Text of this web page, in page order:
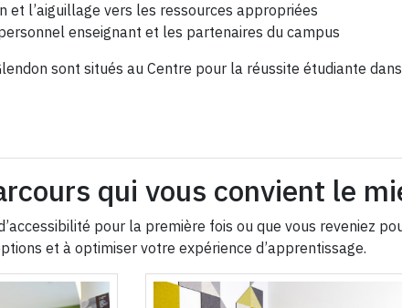
et l’aiguillage vers les ressources appropriées
enseignant et les partenaires du campus
sont situés au Centre pour la réussite étudiante
qui vous convient le
pour la première fois ou que vous reveniez
et à optimiser votre expérience d’apprentissage.